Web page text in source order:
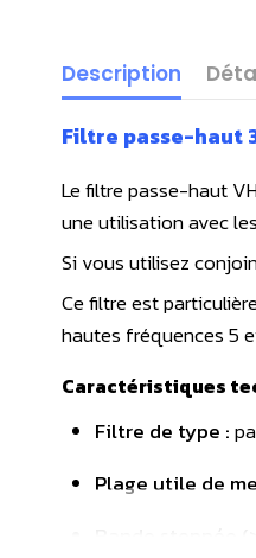
Description
Filtre passe-haut
Le filtre passe-haut
une utilisation avec
Si vous utilisez
Ce filtre est
hautes fréquences 5
Caractéristiques
Filtre de type :
Plage utile de